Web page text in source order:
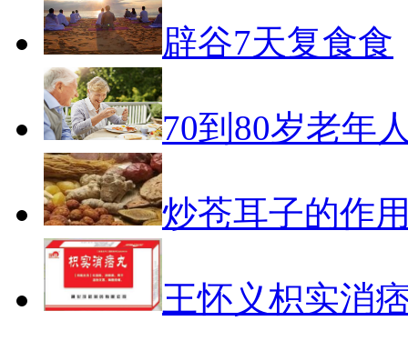
辟谷7天复食食
70到80岁老年
炒苍耳子的作
王怀义枳实消